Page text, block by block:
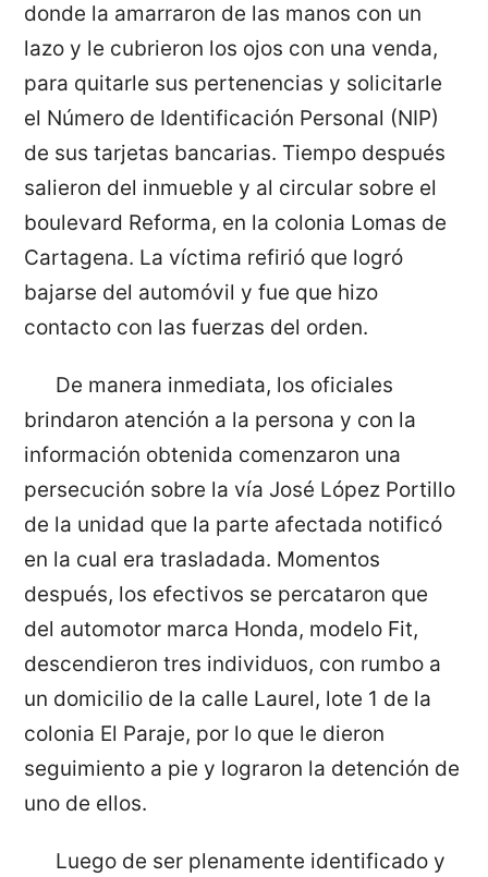
donde la amarraron de las manos con un
lazo y le cubrieron los ojos con una venda,
para quitarle sus pertenencias y solicitarle
el Número de Identificación Personal (NIP)
de sus tarjetas bancarias. Tiempo después
salieron del inmueble y al circular sobre el
boulevard Reforma, en la colonia Lomas de
Cartagena. La víctima refirió que logró
bajarse del automóvil y fue que hizo
contacto con las fuerzas del orden.
De manera inmediata, los oficiales
brindaron atención a la persona y con la
información obtenida comenzaron una
persecución sobre la vía José López Portillo
de la unidad que la parte afectada notificó
en la cual era trasladada. Momentos
después, los efectivos se percataron que
del automotor marca Honda, modelo Fit,
descendieron tres individuos, con rumbo a
un domicilio de la calle Laurel, lote 1 de la
colonia El Paraje, por lo que le dieron
seguimiento a pie y lograron la detención de
uno de ellos.
Luego de ser plenamente identificado y